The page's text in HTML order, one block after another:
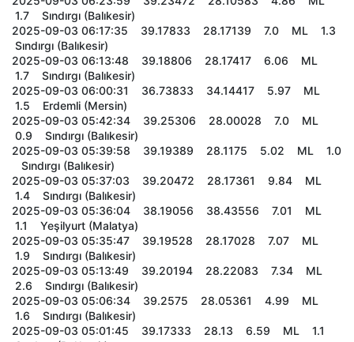
1.7 Sındırgı (Balıkesir)
2025-09-03 06:17:35 39.17833 28.17139 7.0 ML 1.3
Sındırgı (Balıkesir)
2025-09-03 06:13:48 39.18806 28.17417 6.06 ML
1.7 Sındırgı (Balıkesir)
2025-09-03 06:00:31 36.73833 34.14417 5.97 ML
1.5 Erdemli (Mersin)
2025-09-03 05:42:34 39.25306 28.00028 7.0 ML
0.9 Sındırgı (Balıkesir)
2025-09-03 05:39:58 39.19389 28.1175 5.02 ML 1.0
Sındırgı (Balıkesir)
2025-09-03 05:37:03 39.20472 28.17361 9.84 ML
1.4 Sındırgı (Balıkesir)
2025-09-03 05:36:04 38.19056 38.43556 7.01 ML
1.1 Yeşilyurt (Malatya)
2025-09-03 05:35:47 39.19528 28.17028 7.07 ML
1.9 Sındırgı (Balıkesir)
2025-09-03 05:13:49 39.20194 28.22083 7.34 ML
2.6 Sındırgı (Balıkesir)
2025-09-03 05:06:34 39.2575 28.05361 4.99 ML
1.6 Sındırgı (Balıkesir)
2025-09-03 05:01:45 39.17333 28.13 6.59 ML 1.1